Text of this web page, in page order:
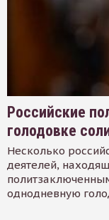
Российские
голодовке
Несколько
деятелей,
однодневную